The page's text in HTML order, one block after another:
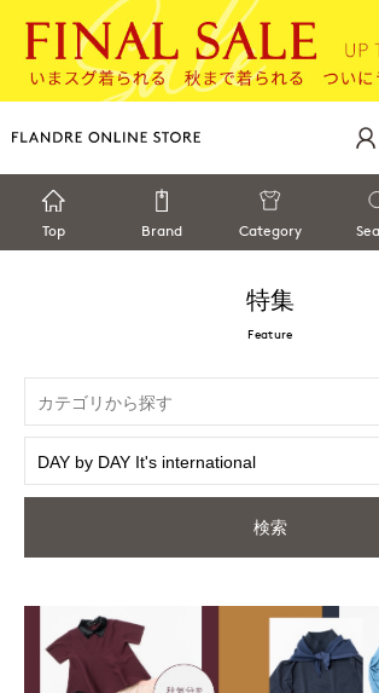
Top Brand Category
特集
Feature
検索